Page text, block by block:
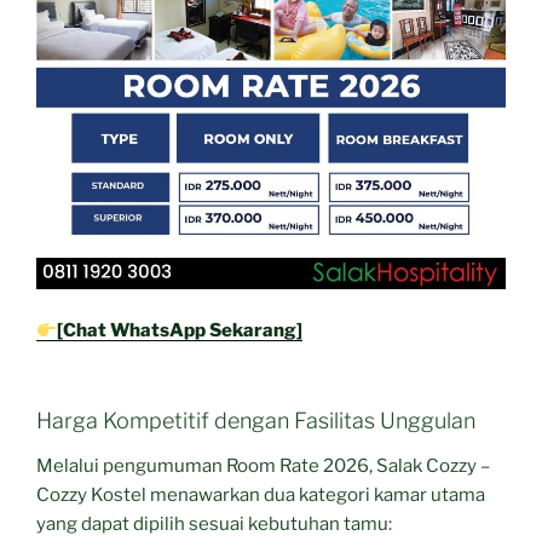
[Chat WhatsApp Sekarang]
Harga Kompetitif dengan Fasilitas Unggulan
Melalui pengumuman Room Rate 2026, Salak Cozzy –
Cozzy Kostel menawarkan dua kategori kamar utama
yang dapat dipilih sesuai kebutuhan tamu: